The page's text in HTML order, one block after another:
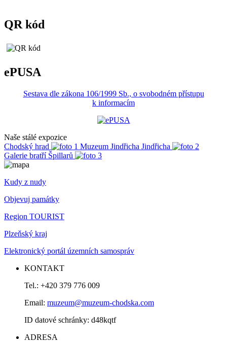
QR kód
ePUSA
Sestava dle zákona 106/1999 Sb., o svobodném přístupu
k informacím
Naše stálé expozice
Chodský hrad
Muzeum Jindřicha Jindřicha
Galerie bratří Špillarů
Kudy z nudy
Objevuj památky
Region TOURIST
Plzeňský kraj
Elektronický portál územních samospráv
KONTAKT
Tel.: +420 379 776 009
Email: muzeum@muzeum-chodska.com
ID datové schránky: d48kqtf
ADRESA